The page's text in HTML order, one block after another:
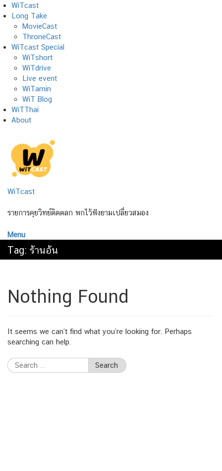
Skip
to
content
WiTcast
Long Take
MovieCast
ThroneCast
WiTcast Special
WiTshort
WiTdrive
Live event
WiTamin
WiT Blog
WiTThai
About
WiTcast
รายการคุยวิทย์ติดตลก พกไว้ฟังยามเปลี่ยวสมอง
Menu
Tag: ร้านอ้น
Nothing Found
It seems we can’t find what you’re looking for. Perhaps
searching can help.
Search
for: